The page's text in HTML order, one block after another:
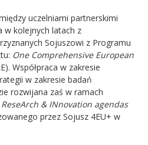
uczelniami partnerskimi
w kolejnych latach z
Sojuszowi z Programu
One Comprehensive European
Współpraca w zakresie
w zakresie badań
rozwijana zaś w ramach
& INnovation agendas
przez Sojusz 4EU+ w